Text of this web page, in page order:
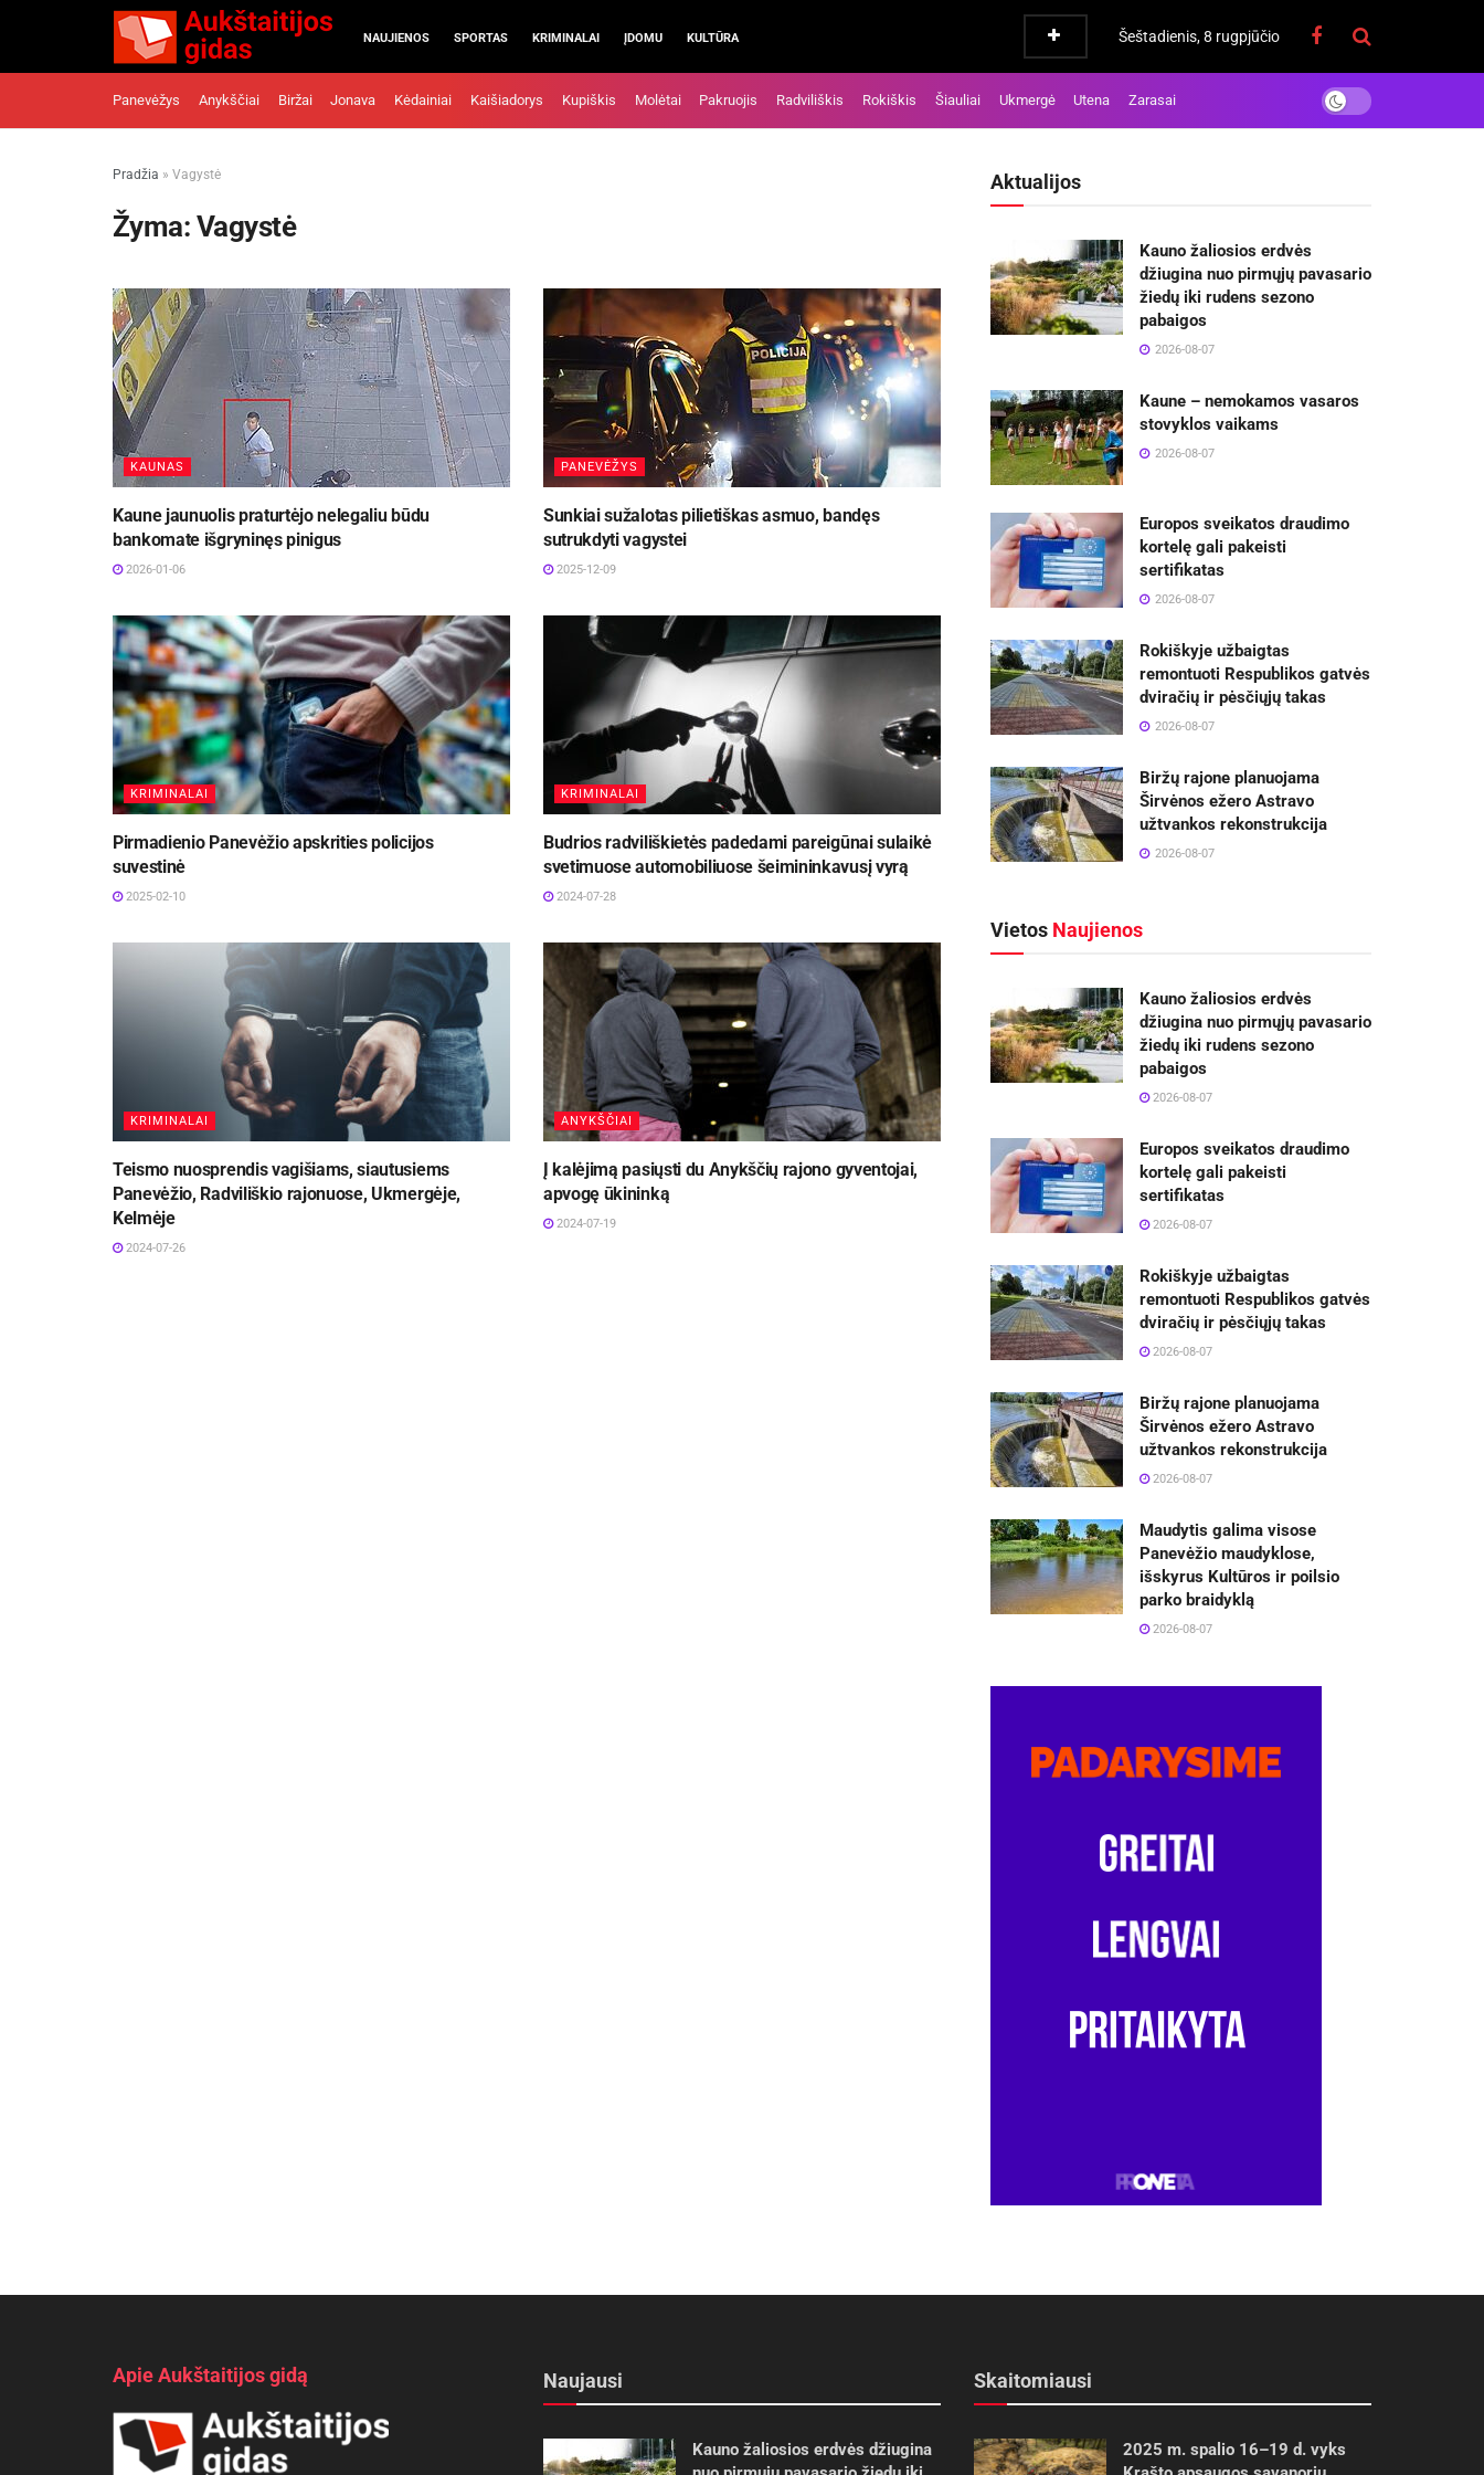
NAUJIENOS SPORTAS KRIMINALAI ĮDOMU KULTŪRA Šeštadienis, 8 rugpjūčio
Panevėžys Anykščiai Biržai Jonava Kėdainiai Kaišiadorys Kupiškis Molėtai Pakruojis Radviliškis Rokiškis Šiauliai Ukmergė Utena Zarasai
Pradžia » Vagystė
Žyma: Vagystė
KAUNAS
Kaune jaunuolis praturtėjo nelegaliu būdu
bankomate išgryninęs pinigus
2026-01-06
PANEVĖŽYS
Sunkiai sužalotas pilietiškas asmuo, bandęs
sutrukdyti vagystei
2025-12-09
KRIMINALAI
Pirmadienio Panevėžio apskrities policijos
suvestinė
2025-02-10
KRIMINALAI
Budrios radviliškietės padedami pareigūnai sulaikė
svetimuose automobiliuose šeimininkavusį vyrą
2024-07-28
KRIMINALAI
Teismo nuosprendis vagišiams, siautusiems
Panevėžio, Radviliškio rajonuose, Ukmergėje,
Kelmėje
2024-07-26
ANYKŠČIAI
Į kalėjimą pasiųsti du Anykščių rajono gyventojai,
apvogę ūkininką
2024-07-19
Aktualijos
Kauno žaliosios erdvės
džiugina nuo pirmųjų pavasario
žiedų iki rudens sezono
pabaigos
2026-08-07
Kaune – nemokamos vasaros
stovyklos vaikams
2026-08-07
Europos sveikatos draudimo
kortelę gali pakeisti
sertifikatas
2026-08-07
Rokiškyje užbaigtas
remontuoti Respublikos gatvės
dviračių ir pėsčiųjų takas
2026-08-07
Biržų rajone planuojama
Širvėnos ežero Astravo
užtvankos rekonstrukcija
2026-08-07
Vietos Naujienos
Kauno žaliosios erdvės
džiugina nuo pirmųjų pavasario
žiedų iki rudens sezono
pabaigos
2026-08-07
Europos sveikatos draudimo
kortelę gali pakeisti
sertifikatas
2026-08-07
Rokiškyje užbaigtas
remontuoti Respublikos gatvės
dviračių ir pėsčiųjų takas
2026-08-07
Biržų rajone planuojama
Širvėnos ežero Astravo
užtvankos rekonstrukcija
2026-08-07
Maudytis galima visose
Panevėžio maudyklose,
išskyrus Kultūros ir poilsio
parko braidyklą
2026-08-07
Apie Aukštaitijos gidą Naujausi
Kauno žaliosios erdvės džiugina
Skaitomiausi
2025 m. spalio 16–19 d. vyks